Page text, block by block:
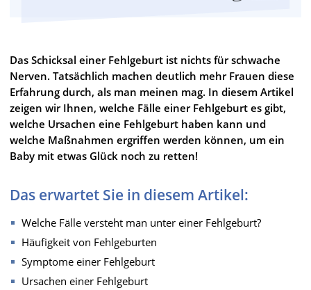
Das Schicksal einer Fehlgeburt ist nichts für schwache
Nerven. Tatsächlich machen deutlich mehr Frauen diese
Erfahrung durch, als man meinen mag. In diesem Artikel
zeigen wir Ihnen, welche Fälle einer Fehlgeburt es gibt,
welche Ursachen eine Fehlgeburt haben kann und
welche Maßnahmen ergriffen werden können, um ein
Baby mit etwas Glück noch zu retten!
Das erwartet Sie in diesem Artikel:
Welche Fälle versteht man unter einer Fehlgeburt?
Häufigkeit von Fehlgeburten
Symptome einer Fehlgeburt
Ursachen einer Fehlgeburt